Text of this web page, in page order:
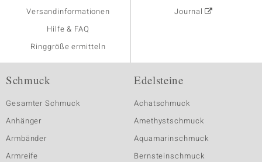
Versandinformationen
Hilfe & FAQ
Ringgröße ermitteln
Journal
Schmuck
Gesamter Schmuck
Anhänger
Armbänder
Armreife
Edelsteine
Achatschmuck
Amethystschmuck
Aquamarinschmuck
Bernsteinschmuck